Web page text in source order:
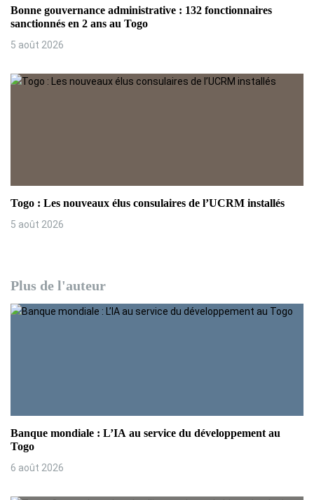
Bonne gouvernance administrative : 132 fonctionnaires
sanctionnés en 2 ans au Togo
5 août 2026
Togo : Les nouveaux élus consulaires de l’UCRM installés
5 août 2026
Plus de l'auteur
Banque mondiale : L’IA au service du développement au
Togo
6 août 2026